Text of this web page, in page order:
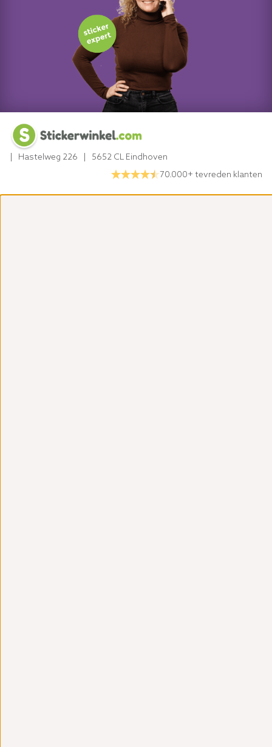
| Hastelweg 226 | 5652 CL Eindhoven
70.000+ tevreden klanten